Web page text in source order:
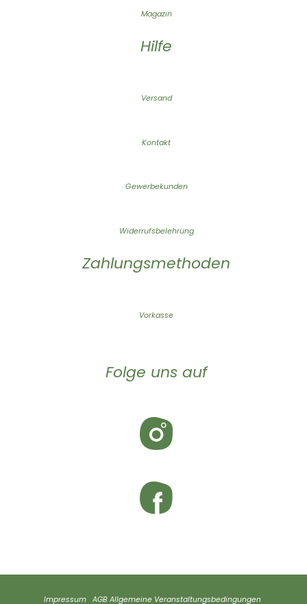
Magazin
Hilfe
Versand
Kontakt
Gewerbekunden
Widerrufsbelehrung
Zahlungsmethoden
Vorkasse
Folge uns auf
Impressum AGB Allgemeine Veranstaltungsbedingungen